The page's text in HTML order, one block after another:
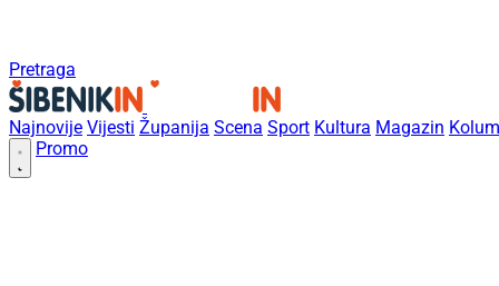
Pretraga
Najnovije Vijesti Županija Scena Sport Kultura Magazin
Promo